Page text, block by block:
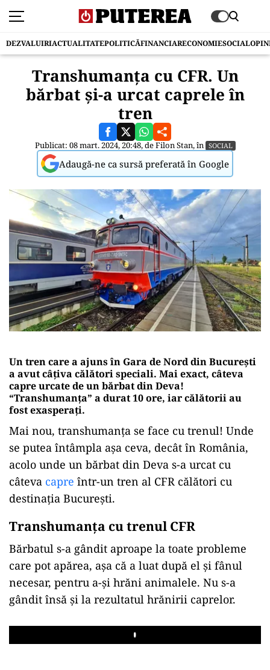
DEZVALUIRIACTUALITATEPOLITICĂFINANCIARECONOMIESOCIAL
Transhumanța cu CFR. Un
bărbat și-a urcat caprele în
tren
Publicat: 08 mart. 2024, 20:48, deFilon Stan, în SOCIAL
Adaugă-ne ca sursă preferată în Google
Un tren care a ajuns în Gara de Nord din București
a avut câțiva călători speciali. Mai exact, câteva
capre urcate de un bărbat din Deva!
“Transhumanța” a durat 10 ore, iar călătorii au
fost exasperați.
Mai nou, transhumanța se face cu trenul! Unde
se putea întâmpla așa ceva, decât în România,
acolo unde un bărbat din Deva s-a urcat cu
câteva capre într-un tren al CFR călători cu
destinația București.
Transhumanța cu trenul CFR
Bărbatul s-a gândit aproape la toate probleme
care pot apărea, așa că a luat după el și fânul
necesar, pentru a-și hrăni animalele. Nu s-a
gândit însă și la rezultatul hrănirii caprelor.
Play